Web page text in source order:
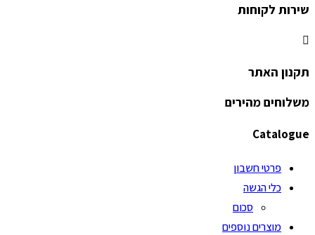
שירות לקוחות
תקנון האתר
משלוחים מהירים
Catalogue
פרטי חשבון
כלי הגשה
סכום
מוצרים נוספים